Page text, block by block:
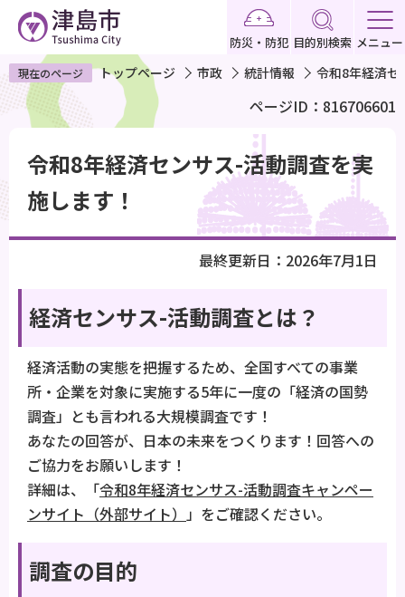
ペ
ー
頭
で
す
防災・防犯 目的別検索 メニュー
現在のページ トップページ 市政 統計情報 令和8年経済セ
ページID：816706601
か
令和8年経済センサス-活動調査を実
施します！
最終更新日：2026年7月1日
経済センサス-活動調査とは？
経済活動の実態を把握するため、全国すべての事業
所・企業を対象に実施する5年に一度の「経済の国勢
調査」とも言われる大規模調査です！
あなたの回答が、日本の未来をつくります！回答への
ご協力をお願いします！
詳細は、「令和8年経済センサス-活動調査キャンペー
ンサイト（外部サイト） 」をご確認ください。
調査の目的